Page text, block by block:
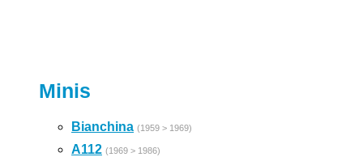
Minis
Bianchina (1959 > 1969)
A112 (1969 > 1986)